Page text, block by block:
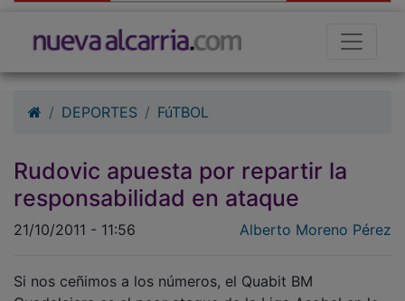
Rudovic apuesta por repartir la
responsabilidad en ataque
21/10/2011 - 11:56 Alberto Moreno Pérez
Guadalajara es el peor ataque de la Liga Asobal en lo